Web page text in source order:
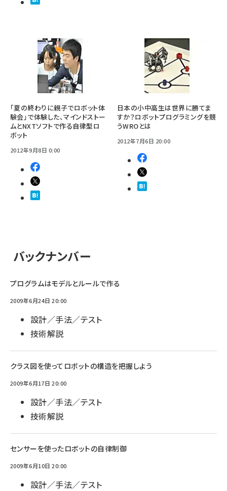
「夏の終わりに親子でロボット体
験会」で体験した、マインドストー
ムとNXTソフトで作る自律型ロ
ボット
2012年9月8日 0:00
日本の小中高生は世界に勝てま
すか？ロボットプログラミングを競
うWROとは
2012年7月6日 20:00
バックナンバー
プログラムはモデルとルールで作る
2009年6月24日 20:00
設計／手法／テスト
技術解説
クラス図を使ってロボットの構造を把握しよう
2009年6月17日 20:00
設計／手法／テスト
技術解説
センサーを使ったロボットの自律制御
2009年6月10日 20:00
設計／手法／テスト